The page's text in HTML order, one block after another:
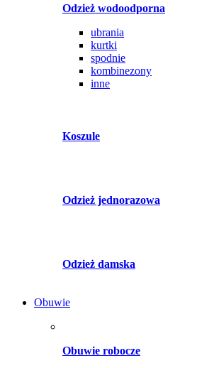
Odzież wodoodporna
ubrania
kurtki
spodnie
kombinezony
inne
Koszule
Odzież jednorazowa
Odzież damska
Obuwie
Obuwie robocze